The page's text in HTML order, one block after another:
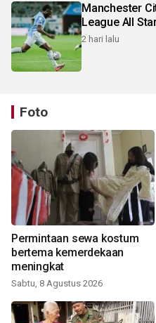
Manchester
League All
2 hari lalu
Foto
Permintaan sewa kostum
bertema kemerdekaan
meningkat
Sabtu, 8 Agustus 2026